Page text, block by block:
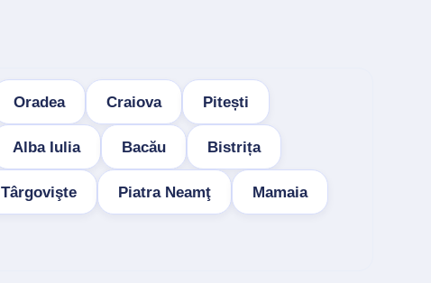
Oradea Craiova Pitești
Alba Iulia Bacău Bistrița
Târgovişte Piatra Neamţ Mamaia